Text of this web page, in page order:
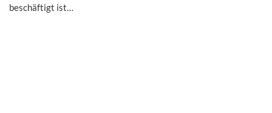
beschäftigt ist…